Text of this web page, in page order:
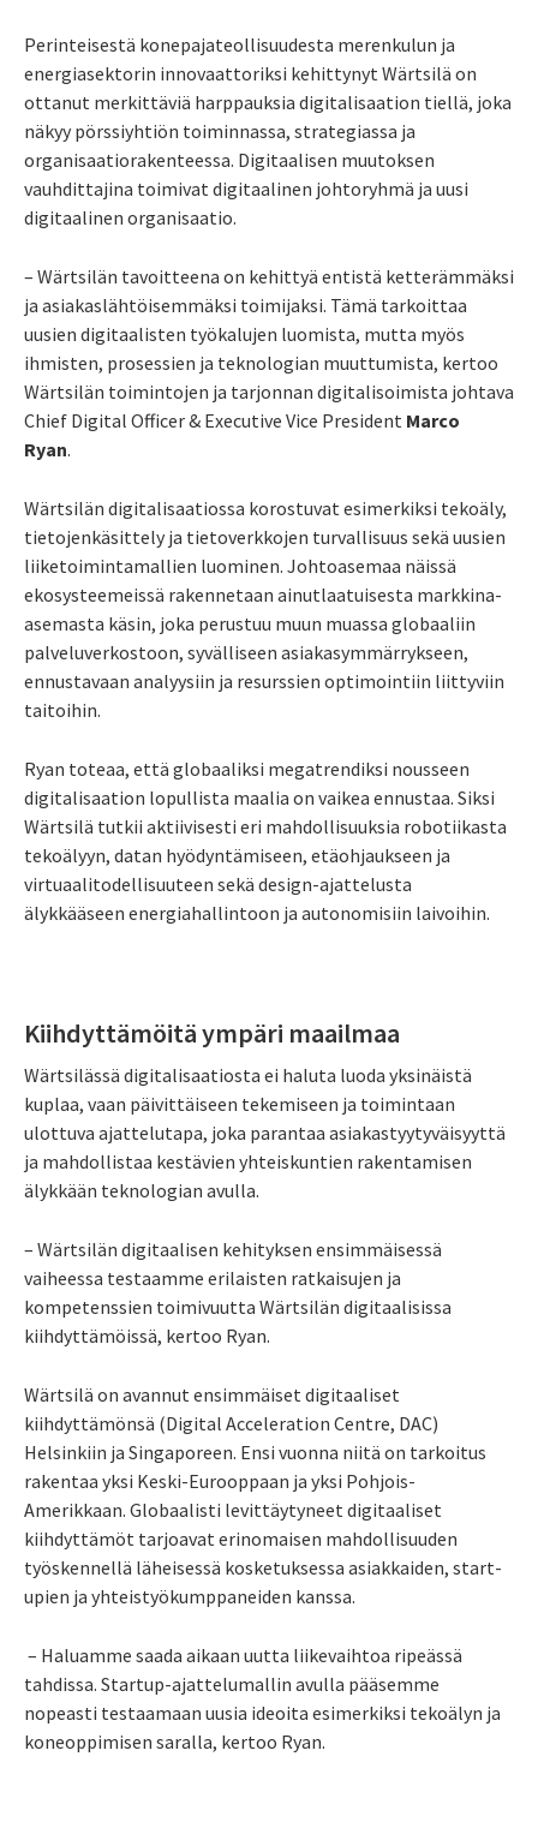
Perinteisestä konepajateollisuudesta merenkulun ja
energiasektorin innovaattoriksi kehittynyt Wärtsilä on
ottanut merkittäviä harppauksia digitalisaation tiellä, joka
näkyy pörssiyhtiön toiminnassa, strategiassa ja
organisaatiorakenteessa. Digitaalisen muutoksen
vauhdittajina toimivat digitaalinen johtoryhmä ja uusi
digitaalinen organisaatio.
– Wärtsilän tavoitteena on kehittyä entistä ketterämmäksi
ja asiakaslähtöisemmäksi toimijaksi. Tämä tarkoittaa
uusien digitaalisten työkalujen luomista, mutta myös
ihmisten, prosessien ja teknologian muuttumista, kertoo
Wärtsilän toimintojen ja tarjonnan digitalisoimista johtava
Chief Digital Officer & Executive Vice President Marco
Ryan.
Wärtsilän digitalisaatiossa korostuvat esimerkiksi tekoäly,
tietojenkäsittely ja tietoverkkojen turvallisuus sekä uusien
liiketoimintamallien luominen. Johtoasemaa näissä
ekosysteemeissä rakennetaan ainutlaatuisesta markkina-
asemasta käsin, joka perustuu muun muassa globaaliin
palveluverkostoon, syvälliseen asiakasymmärrykseen,
ennustavaan analyysiin ja resurssien optimointiin liittyviin
taitoihin.
Ryan toteaa, että globaaliksi megatrendiksi nousseen
digitalisaation lopullista maalia on vaikea ennustaa. Siksi
Wärtsilä tutkii aktiivisesti eri mahdollisuuksia robotiikasta
tekoälyyn, datan hyödyntämiseen, etäohjaukseen ja
virtuaalitodellisuuteen sekä design-ajattelusta
älykkääseen energiahallintoon ja autonomisiin laivoihin.
Kiihdyttämöitä ympäri maailmaa
Wärtsilässä digitalisaatiosta ei haluta luoda yksinäistä
kuplaa, vaan päivittäiseen tekemiseen ja toimintaan
ulottuva ajattelutapa, joka parantaa asiakastyytyväisyyttä
ja mahdollistaa kestävien yhteiskuntien rakentamisen
älykkään teknologian avulla.
– Wärtsilän digitaalisen kehityksen ensimmäisessä
vaiheessa testaamme erilaisten ratkaisujen ja
kompetenssien toimivuutta Wärtsilän digitaalisissa
kiihdyttämöissä, kertoo Ryan.
Wärtsilä on avannut ensimmäiset digitaaliset
kiihdyttämönsä (Digital Acceleration Centre, DAC)
Helsinkiin ja Singaporeen. Ensi vuonna niitä on tarkoitus
rakentaa yksi Keski-Eurooppaan ja yksi Pohjois-
Amerikkaan. Globaalisti levittäytyneet digitaaliset
kiihdyttämöt tarjoavat erinomaisen mahdollisuuden
työskennellä läheisessä kosketuksessa asiakkaiden, start­
upien ja yhteistyökumppaneiden kanssa.
– Haluamme saada aikaan uutta liikevaihtoa ripeässä
tahdissa. Startup-ajattelumallin avulla pääsemme
nopeasti testaamaan uusia ideoita esimerkiksi tekoälyn ja
koneoppimisen saralla, kertoo Ryan.